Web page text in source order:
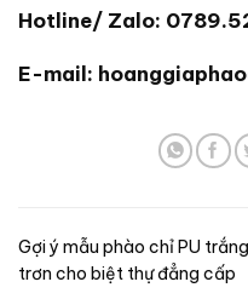
Hotline/ Zalo:
E-mail:
Gợi ý mẫu phào chỉ PU trắng
trơn cho biệt thự đẳng cấp